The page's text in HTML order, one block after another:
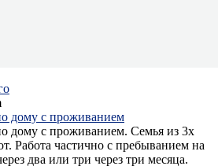
дому с проживанием
дому с проживанием. Семья из 3х
Работа частично с пребыванием на
два или три через три месяца.